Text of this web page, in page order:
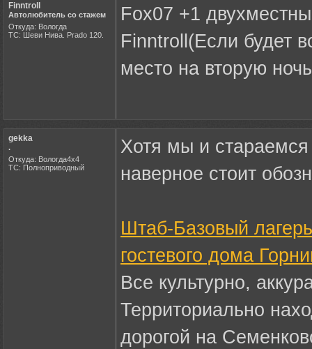
Finntroll
Автолюбитель со стажем
Откуда: Вологда
ТС: Шеви Нива. Prado 120.
Fox07 +1
Finntroll(Если будет
место на вторую
gekka
.
Откуда: Вологда4х4
ТС: Полноприводный
Хотя мы и стараемся
наверное стоит
Штаб-Базовый
гостевого дома
Все культурно,
Территориально
дорогой на